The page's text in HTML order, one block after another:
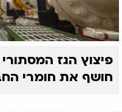
פיצוץ הגז
חושף את חומרי